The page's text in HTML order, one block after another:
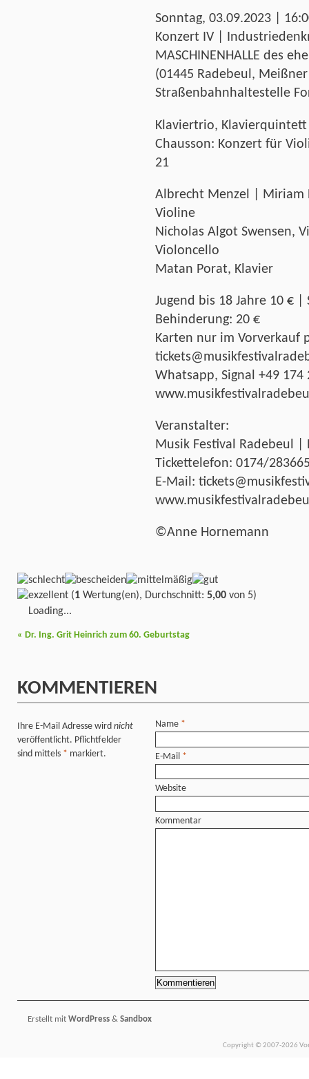
Sonntag, 03.09.2023 |
Konzert IV |
MASCHINENHALLE des
(01445 Radebeul,
Straßenbahnhaltestelle
Klaviertrio,
Chausson: Konzert für
21
Albrecht Menzel | Miriam
Violine
Nicholas Algot Swensen,
Violoncello
Matan Porat, Klavier
Jugend bis 18 Jahre 10 €
Behinderung: 20 €
Karten nur im Vorverkauf
Whatsapp, Signal +49 174
Veranstalter:
Musik Festival Radebeul |
Tickettelefon: 0174/
E-Mail:
©Anne Hornemann
(1 Wertung(en), Durchschnitt: 5,00 von 5)
Loading...
« Dr. Ing. Grit Heinrich zum 60. Geburtstag
KOMMENTIEREN
Ihre E-Mail Adresse wird nicht
veröffentlicht. Pflichtfelder
sind mittels * markiert.
Name *
E-Mail *
Website
Kommentar
Erstellt mit WordPress & Sandbox
Copyright © 2007-2026